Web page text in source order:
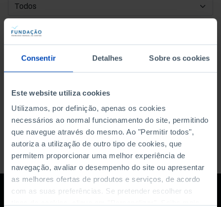
Consentir Detalhes Sobre os cookies
Este website utiliza cookies
Utilizamos, por definição, apenas os cookies
necessários ao normal funcionamento do site, permitindo
que navegue através do mesmo. Ao "Permitir todos",
autoriza a utilização de outro tipo de cookies, que
permitem proporcionar uma melhor experiência de
navegação, avaliar o desempenho do site ou apresentar
as melhores ofertas de produtos e serviços, de acordo
com as suas preferências. Se pretender escolher os
DATA DE INÍCIO
DATA DE FIM